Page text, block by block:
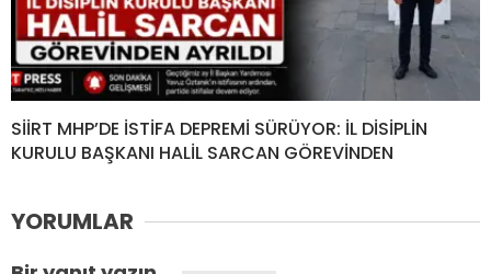
SİİRT MHP’DE İSTİFA DEPREMİ SÜRÜYOR: İL DİSİPLİN
KURULU BAŞKANI HALİL SARCAN GÖREVİNDEN
YORUMLAR